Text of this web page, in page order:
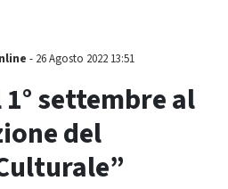
chiarezza!”"
- 26 Agosto 2022 13:51
settembre al
del